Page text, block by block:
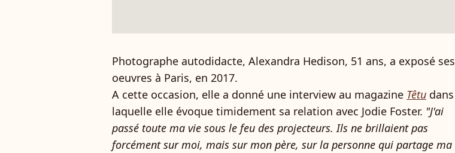
Photographe autodidacte, Alexandra Hedison, 51 ans, a exposé ses
oeuvres à Paris, en 2017.
A cette occasion, elle a donné une interview au magazine Têtu dans
laquelle elle évoque timidement sa relation avec Jodie Foster. "J'ai
passé toute ma vie sous le feu des projecteurs. Ils ne brillaient pas
forcément sur moi, mais sur mon père, sur la personne qui partage ma